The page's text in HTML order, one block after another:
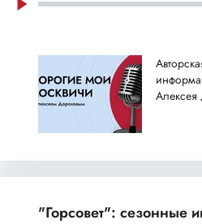
Алексея
"Горсовет": сезонные